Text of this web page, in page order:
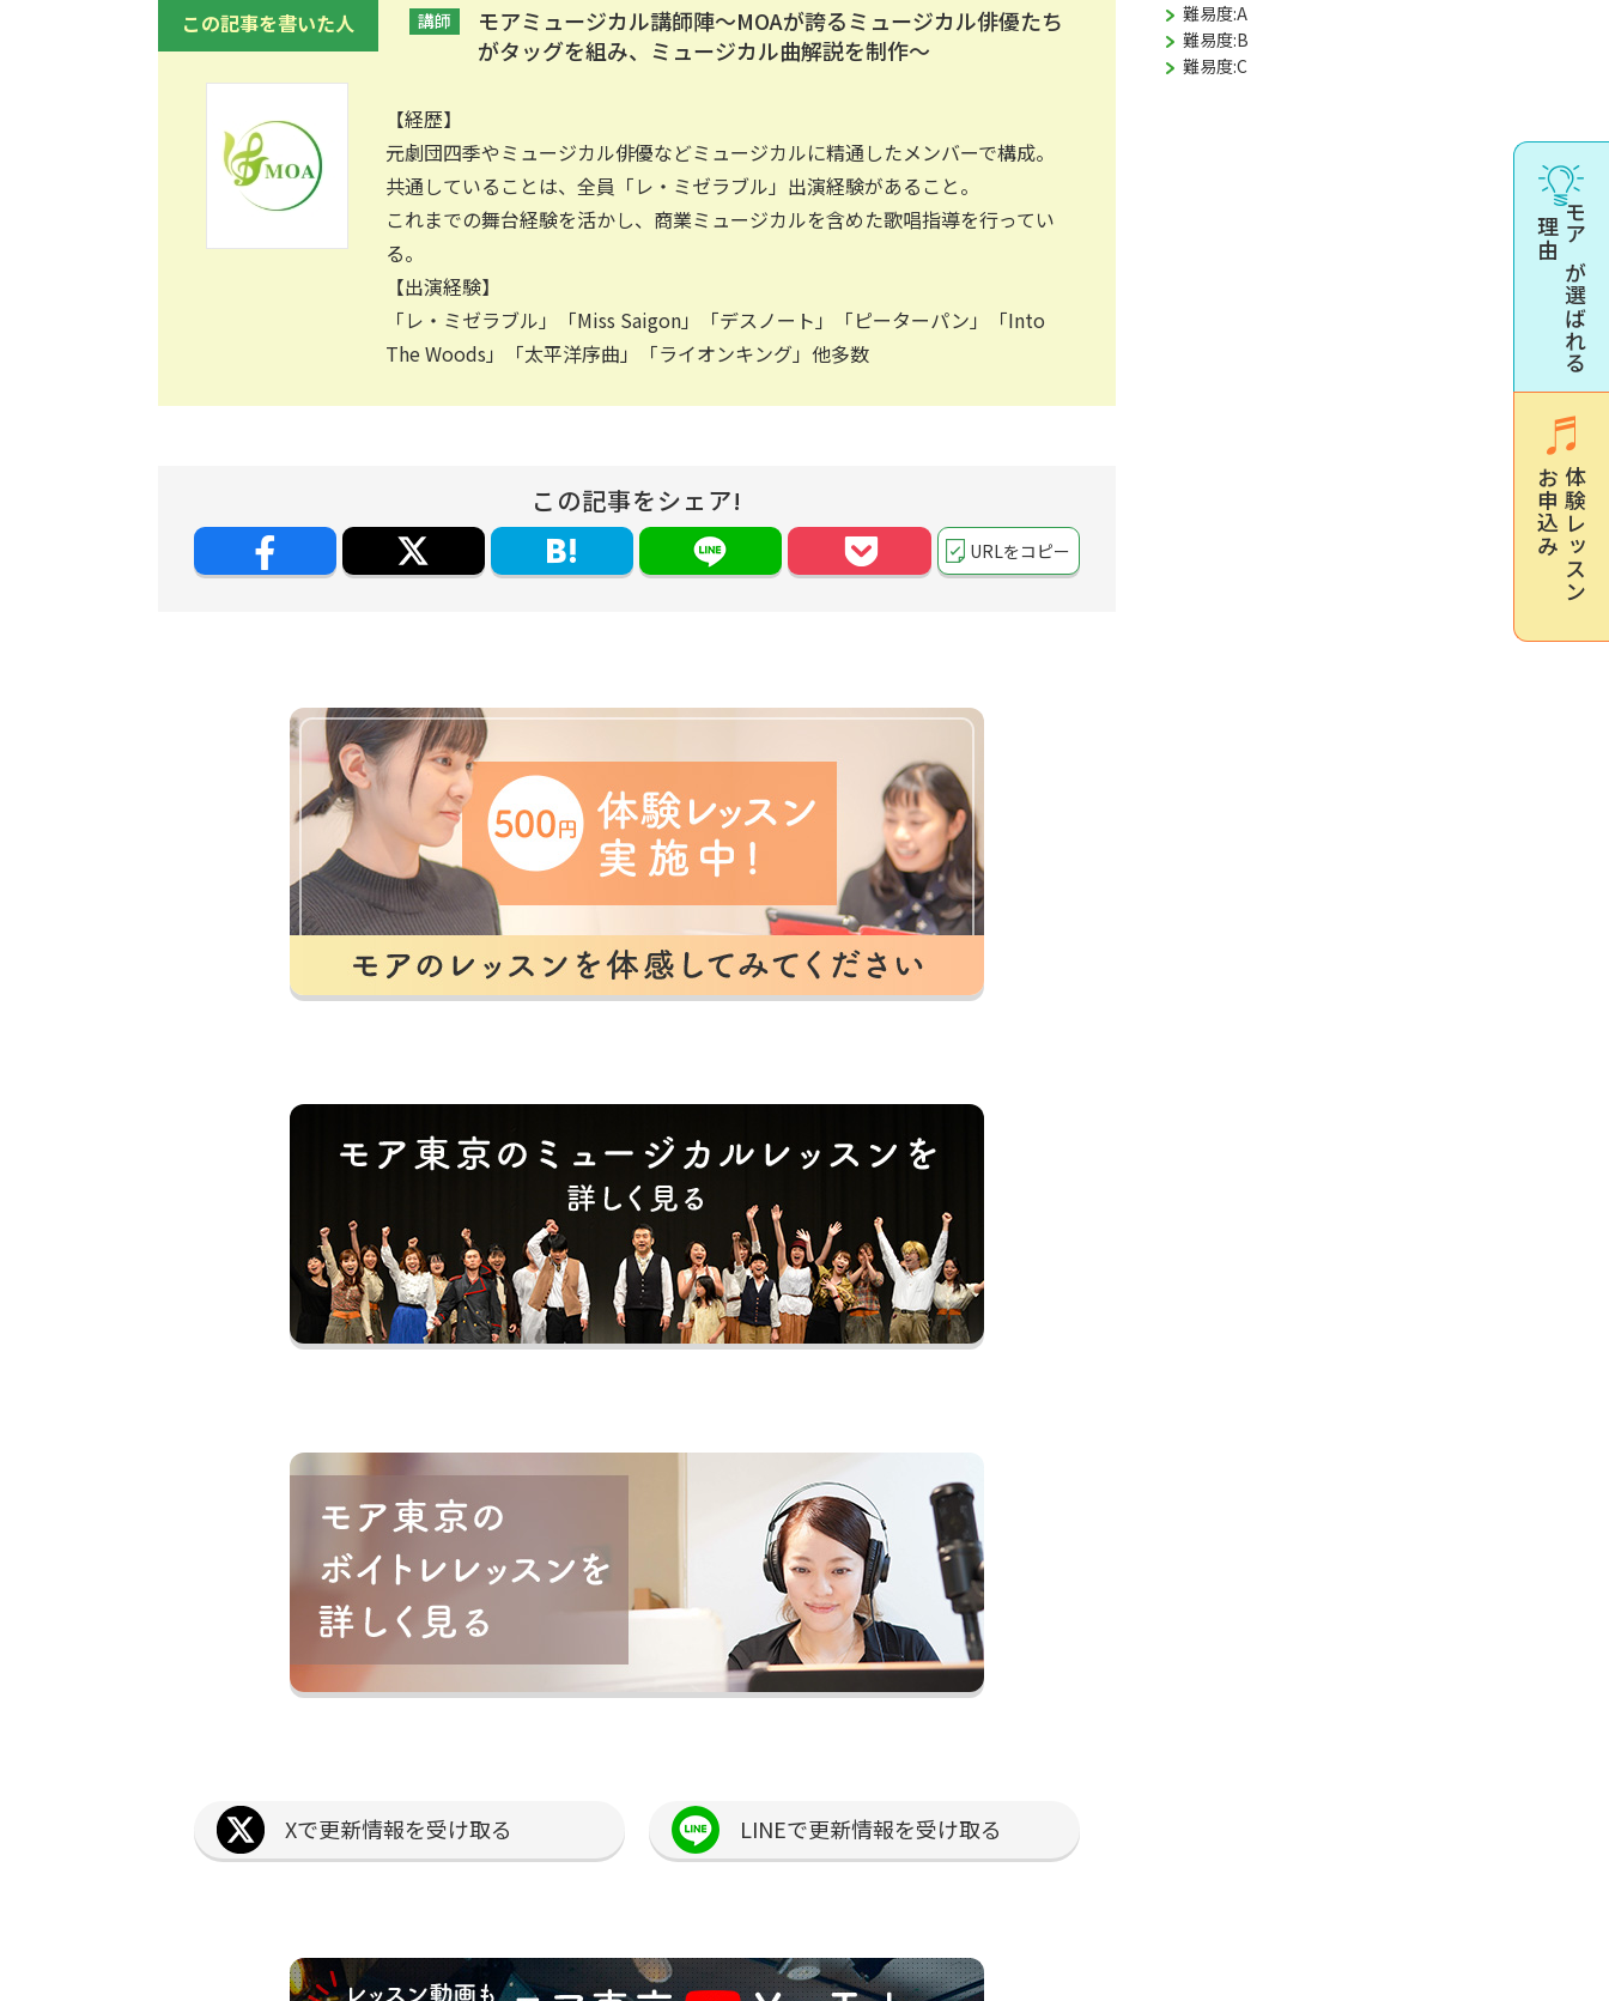
この記事を書いた人 講師
モアミュージカル講師陣～MOAが誇るミュージカル俳優たち
がタッグを組み、ミュージカル曲解説を制作～
【経歴】
元劇団四季やミュージカル俳優などミュージカルに精通したメンバーで構成。
共通していることは、全員「レ・ミゼラブル」出演経験があること。
これまでの舞台経験を活かし、商業ミュージカルを含めた歌唱指導を行ってい
る。
【出演経験】
「レ・ミゼラブル」「Miss Saigon」「デスノート」「ピーターパン」「Into
The Woods」「太平洋序曲」「ライオンキング」他多数
この記事をシェア!
URLをコピー
Xで更新情報を受け取る LINEで更新情報を受け取る
難易度:A
難易度:B
難易度:C
モアが選ばれる
理由
体験レッスン
お申込み